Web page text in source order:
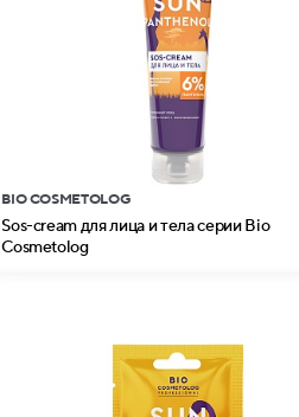
BIO COSMETOLOG
Sos-cream для лица и тела серии Bio
Cosmetolog